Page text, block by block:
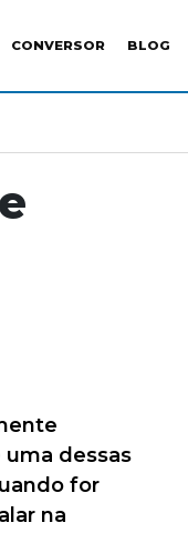
CONVERSOR BLOG
uma dessas
for
na